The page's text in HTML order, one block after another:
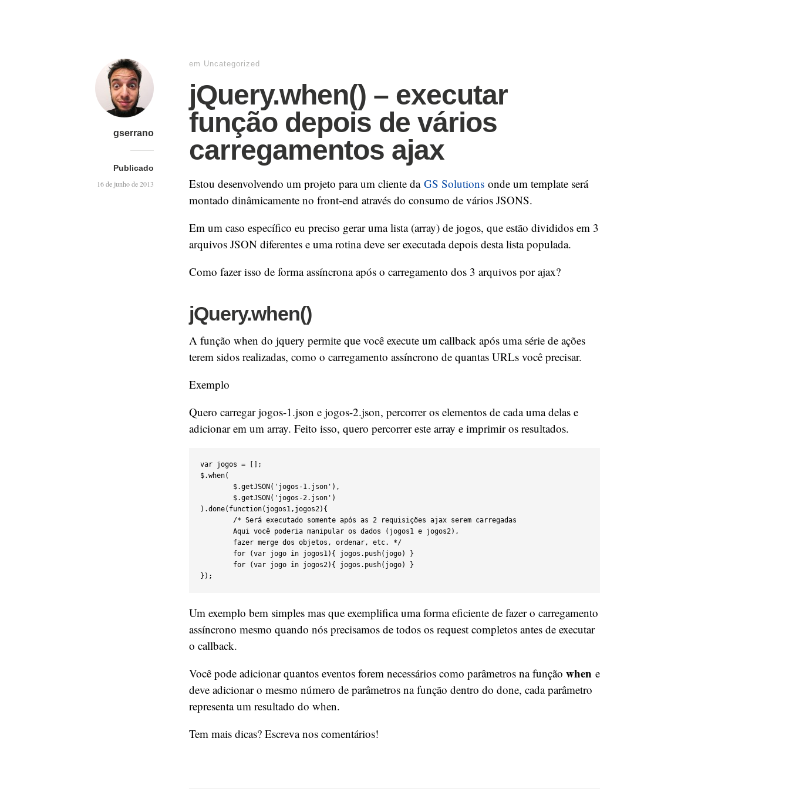
gserrano
Publicado
16 de junho de 2013
em Uncategorized
jQuery.when() – executar
função depois de vários
carregamentos ajax
Estou desenvolvendo um projeto para um cliente da GS Solutions onde um template será
montado dinâmicamente no front-end através do consumo de vários JSONS.
Em um caso específico eu preciso gerar uma lista (array) de jogos, que estão divididos em 3
arquivos JSON diferentes e uma rotina deve ser executada depois desta lista populada.
Como fazer isso de forma assíncrona após o carregamento dos 3 arquivos por ajax?
jQuery.when()
A função when do jquery permite que você execute um callback após uma série de ações
terem sidos realizadas, como o carregamento assíncrono de quantas URLs você precisar.
Exemplo
Quero carregar jogos-1.json e jogos-2.json, percorrer os elementos de cada uma delas e
adicionar em um array. Feito isso, quero percorrer este array e imprimir os resultados.
var jogos = [];
$.when(
).done(function(jogos1,jogos2){
	Aqui você poderia manipular os dados (jogos1 e jogos2),
});
Um exemplo bem simples mas que exemplifica uma forma eficiente de fazer o carregamento
assíncrono mesmo quando nós precisamos de todos os request completos antes de executar
o callback.
Você pode adicionar quantos eventos forem necessários como parâmetros na função when e
deve adicionar o mesmo número de parâmetros na função dentro do done, cada parâmetro
representa um resultado do when.
Tem mais dicas? Escreva nos comentários!